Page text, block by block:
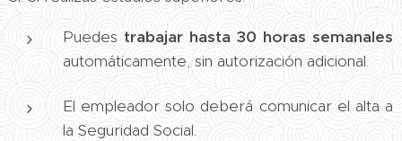
Puedes trabajar hasta 30 horas semanales
automáticamente, sin autorización adicional.
El empleador solo deberá comunicar el alta a
la Seguridad Social.